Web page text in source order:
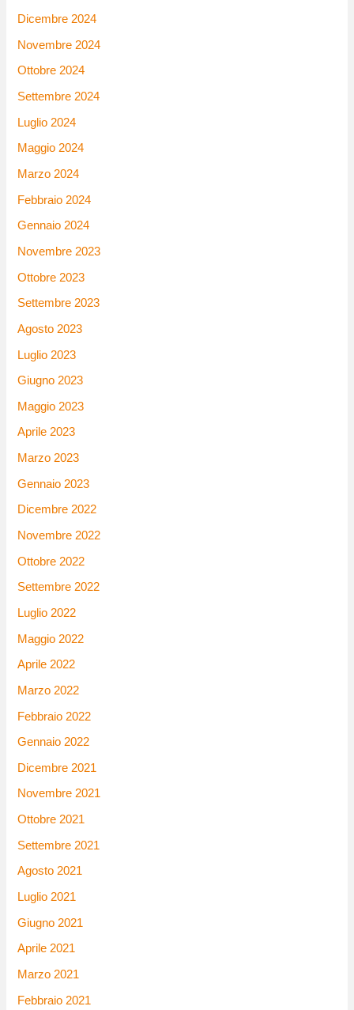
Dicembre 2024
Novembre 2024
Ottobre 2024
Settembre 2024
Luglio 2024
Maggio 2024
Marzo 2024
Febbraio 2024
Gennaio 2024
Novembre 2023
Ottobre 2023
Settembre 2023
Agosto 2023
Luglio 2023
Giugno 2023
Maggio 2023
Aprile 2023
Marzo 2023
Gennaio 2023
Dicembre 2022
Novembre 2022
Ottobre 2022
Settembre 2022
Luglio 2022
Maggio 2022
Aprile 2022
Marzo 2022
Febbraio 2022
Gennaio 2022
Dicembre 2021
Novembre 2021
Ottobre 2021
Settembre 2021
Agosto 2021
Luglio 2021
Giugno 2021
Aprile 2021
Marzo 2021
Febbraio 2021